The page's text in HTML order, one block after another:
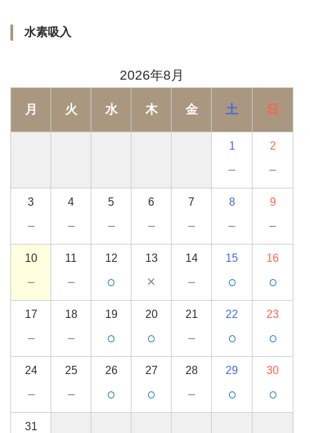
水素吸入
2026年8月
月 火 水 木 金 土 日
1
－
2
－
3
－
4
－
5
－
6
－
7
－
8
－
9
－
10
－
11
－
12
○
13
×
14
－
15
○
16
○
17
－
18
－
19
○
20
○
21
－
22
○
23
○
24
－
25
－
26
○
27
○
28
－
29
○
30
○
31